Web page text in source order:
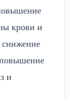
крови и
повышение
и